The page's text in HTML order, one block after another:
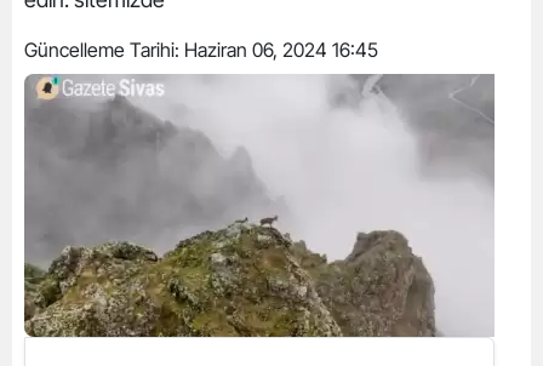
Güncelleme Tarihi: Haziran 06, 2024 16:45